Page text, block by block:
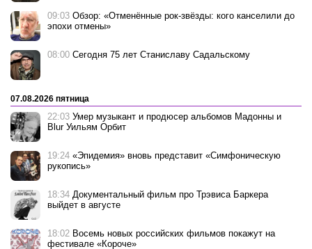
09:03 Обзор: «Отменённые рок-звёзды: кого канселили до
эпохи отмены»
08:00 Сегодня 75 лет Станиславу Садальскому
07.08.2026 пятница
22:03 Умер музыкант и продюсер альбомов Мадонны и
Blur Уильям Орбит
19:24 «Эпидемия» вновь представит «Симфоническую
рукопись»
18:34 Документальный фильм про Трэвиса Баркера
выйдет в августе
18:02 Восемь новых российских фильмов покажут на
фестивале «Короче»